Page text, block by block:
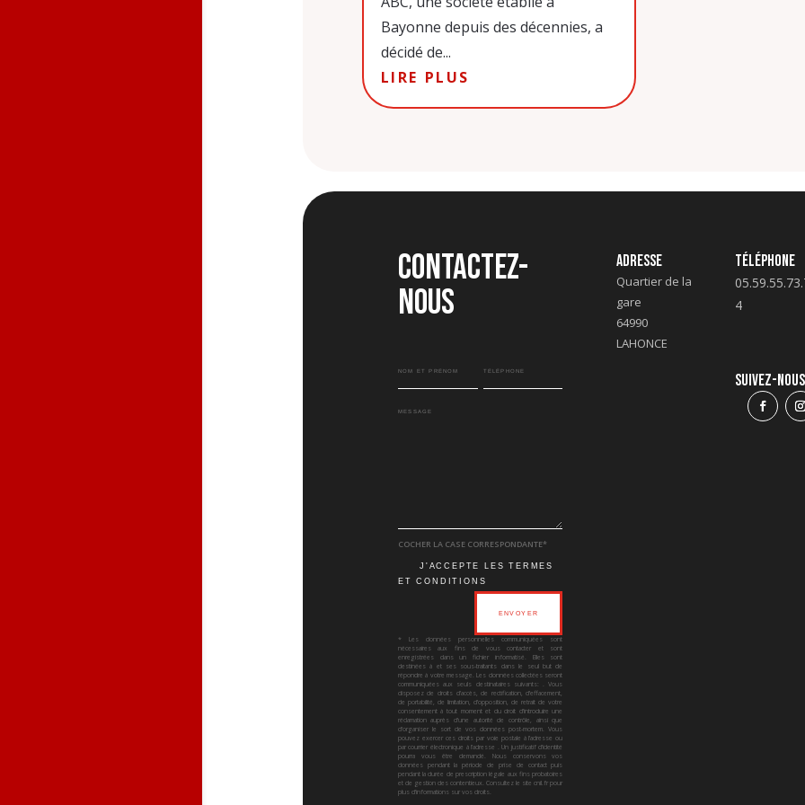
Bayonne depuis des décennies, a
décidé de...
LIRE PLUS
Contactez-
nous
COCHER LA CASE CORRESPONDANTE*
J'ACCEPTE LES TERMES
ET CONDITIONS
ENVOYER
* Les données personnelles communiquées sont
nécessaires aux fins de vous contacter et sont
enregistrées dans un fichier informatisé. Elles sont
destinées à et ses sous-traitants dans le seul but de
répondre à votre message. Les données collectées seront
communiquées aux seuls destinataires suivants: . Vous
disposez de droits d’accès, de rectification, d’effacement,
de portabilité, de limitation, d’opposition, de retrait de votre
consentement à tout moment et du droit d’introduire une
réclamation auprès d’une autorité de contrôle, ainsi que
d’organiser le sort de vos données post-mortem. Vous
pouvez exercer ces droits par voie postale à l’adresse ou
par courrier électronique à l’adresse . Un justificatif d’identité
pourra vous être demandé. Nous conservons vos
données pendant la période de prise de contact puis
pendant la durée de prescription légale aux fins probatoires
et de gestion des contentieux. Consultez le site cnil.fr pour
plus d’informations sur vos droits.
Adresse
Quartier de la
gare
64990
LAHONCE
Téléphone
4
Suivez-nous